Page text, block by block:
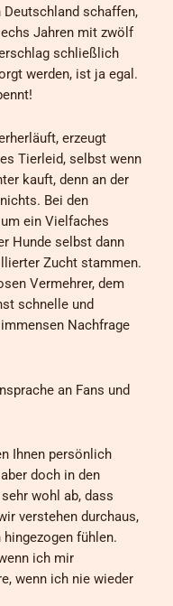
Deutschland schaffen,
Jahren mit zwölf
schließlich
werden, ist ja egal.
erzeugt
Tierleid, selbst wenn
kauft, denn an der
Bei den
ein Vielfaches
Hunde selbst dann
Zucht stammen.
Vermehrer, dem
schnelle und
Nachfrage
an Fans und
Ihnen persönlich
doch in den
wohl ab, dass
verstehen durchaus,
fühlen.
ich mir
wenn ich nie wieder